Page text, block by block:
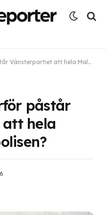
att hela Malmö hatar polisen?
påstår
hela